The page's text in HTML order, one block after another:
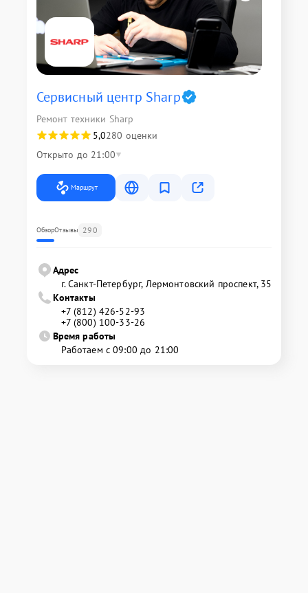
Сервисный центр Sharp
Ремонт техники Sharp
5,0280 оценки
Открыто до 21:00
Маршрут
ОбзорОтзывы 290
Адрес
г. Санкт-Петербург, Лермонтовский проспект, 35
Контакты
+7 (812) 426-52-93
+7 (800) 100-33-26
Время работы
Работаем с 09:00 до 21:00